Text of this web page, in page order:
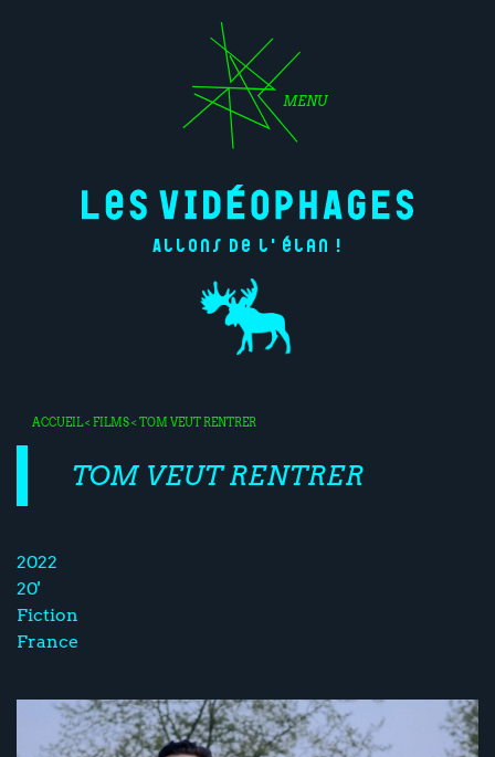
MENU
Allons de l'élan !
ACCUEIL< FILMS< TOM VEUT RENTRER
TOM VEUT RENTRER
2022
20'
Fiction
France